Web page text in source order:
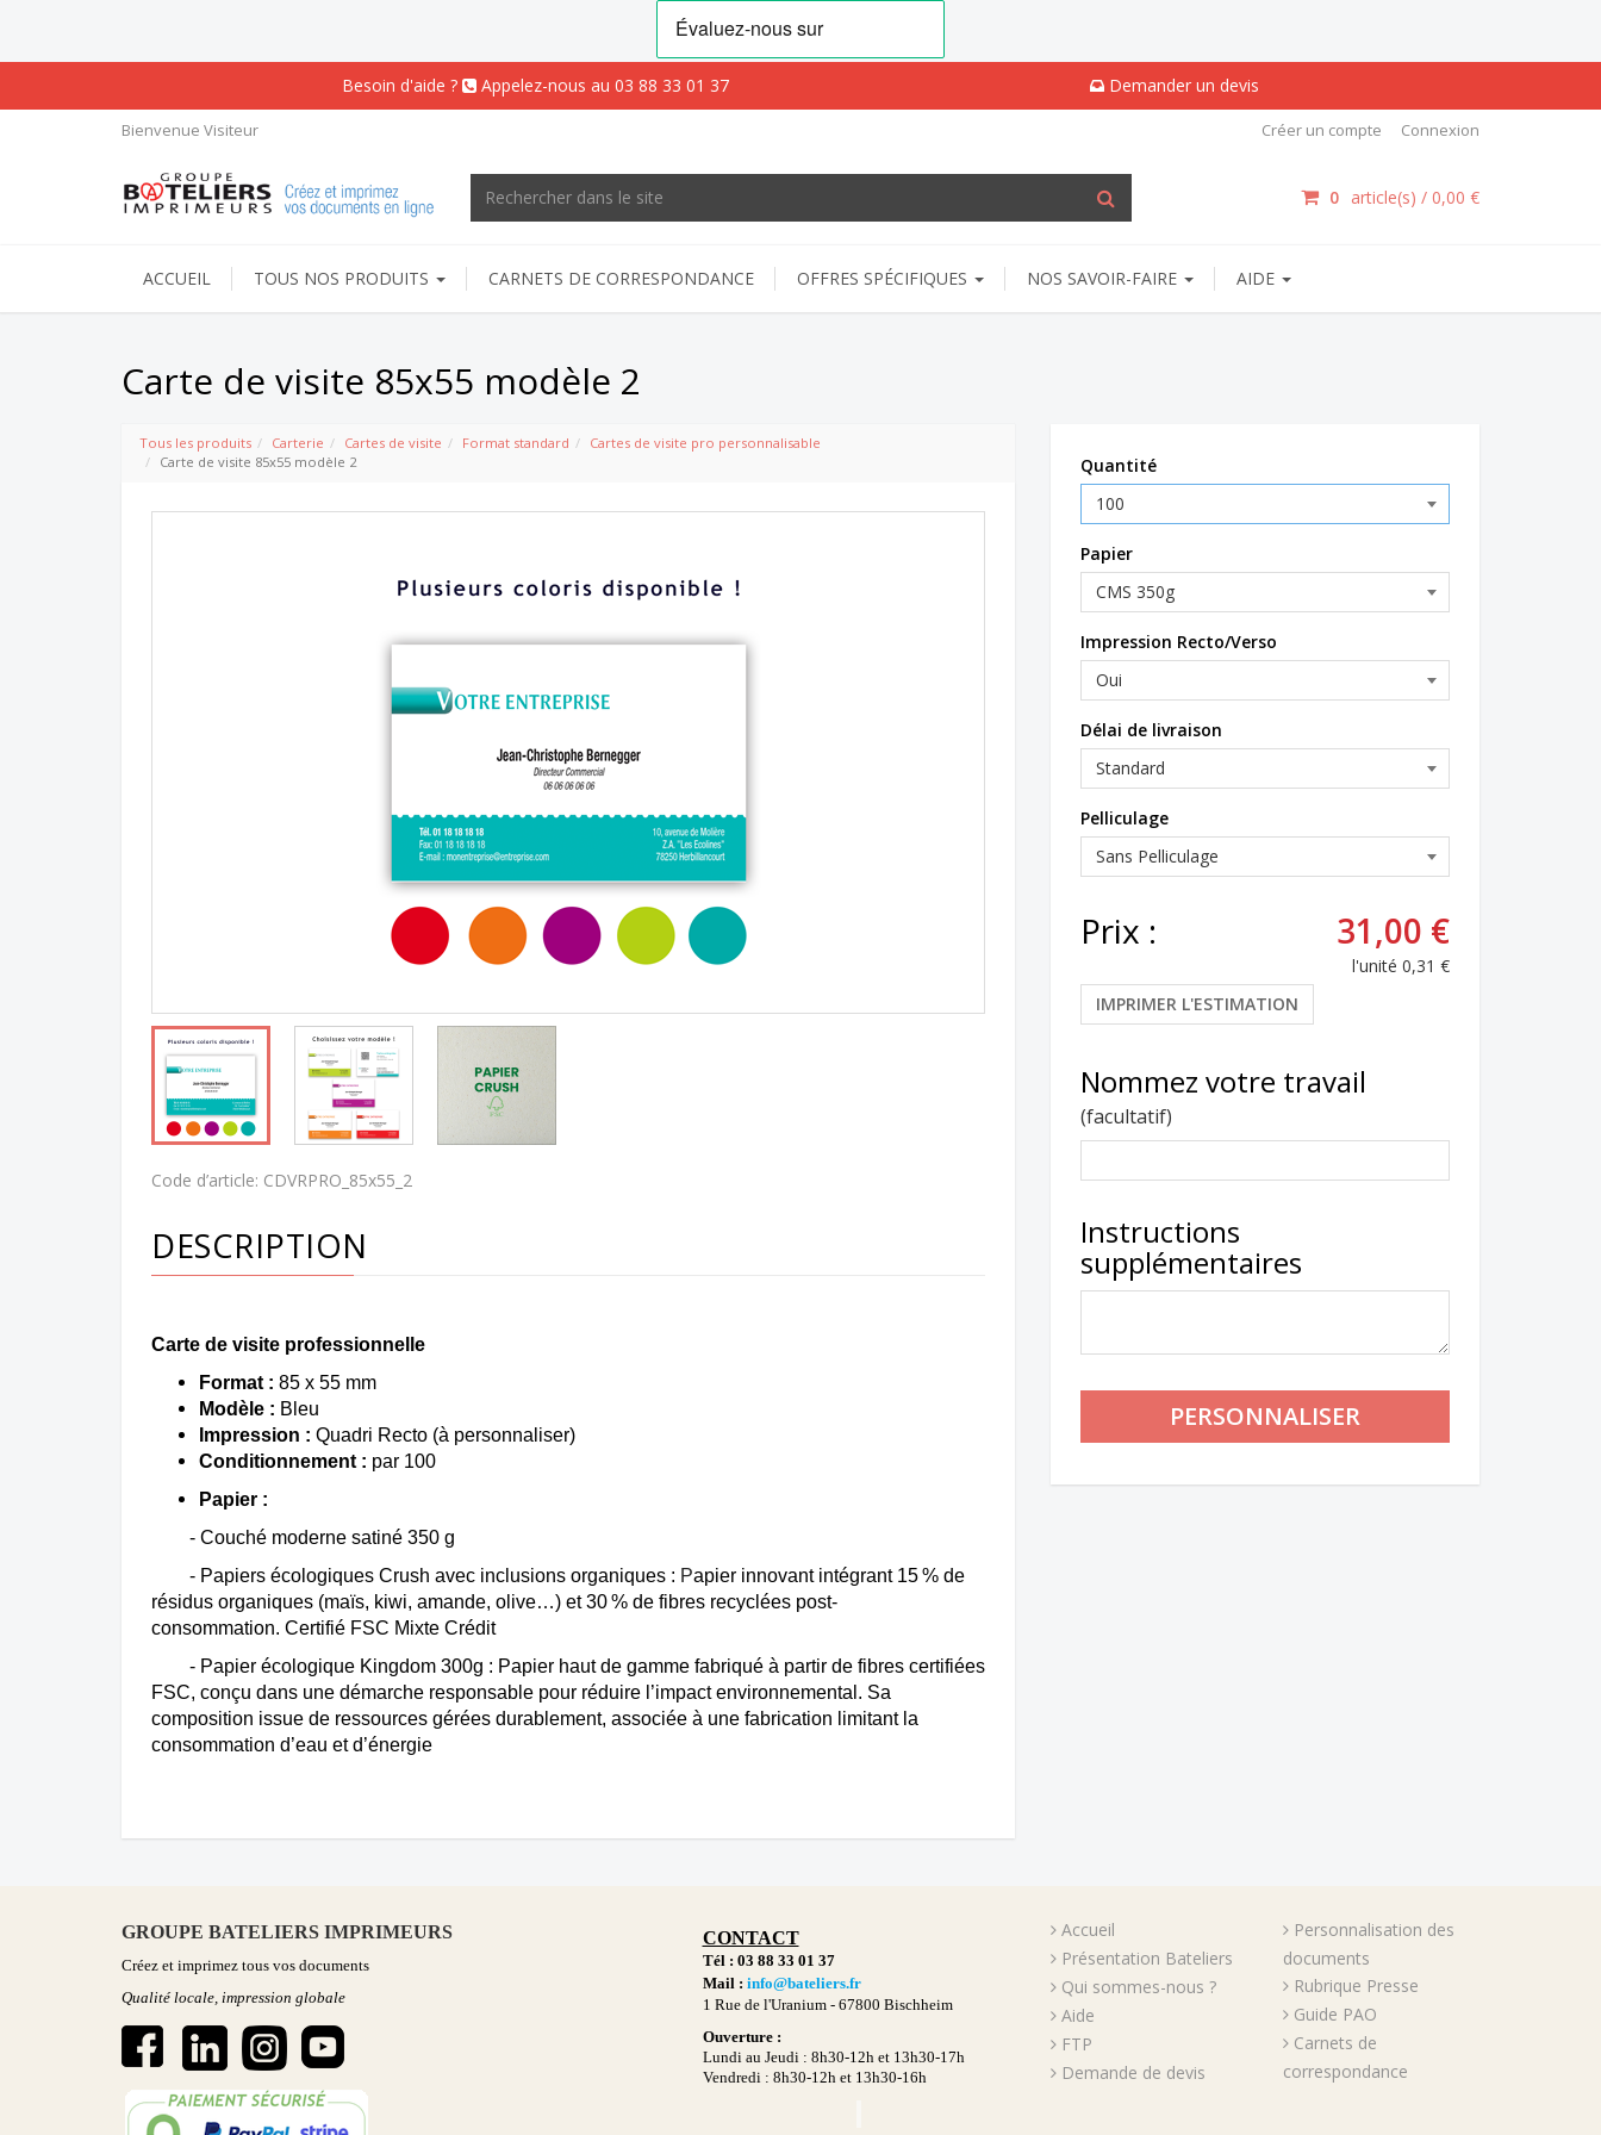
Besoin d'aide ? Appelez-nous au 03 88 33 01 37 Demander un devis
Bienvenue Visiteur Créer un compte Connexion
0 article(s) / 0,00 €
ACCUEIL TOUS NOS PRODUITS CARNETS DE CORRESPONDANCE OFFRES SPÉCIFIQUES NOS SAVOIR-FAIRE AIDE
Carte de visite 85x55 modèle 2
Quantité
Papier
Impression Recto/Verso
Délai de livraison
Pelliculage
Prix : 31,00 €
l'unité 0,31 €
IMPRIMER L'ESTIMATION
Nommez votre travail
(facultatif)
Instructions
supplémentaires
Tous les produits Carterie Cartes de visite Format standard
Cartes de visite pro personnalisable
Carte de visite 85x55 modèle 2
Code d’article: CDVRPRO_85x55_2
DESCRIPTION
Carte de visite professionnelle
Format : 85 x 55 mm
Modèle : Bleu
Impression : Quadri Recto (à personnaliser)
Conditionnement : par 100
Papier :
- Couché moderne satiné 350 g
- Papiers écologiques Crush avec inclusions organiques : Papier innovant intégrant 15 % de
résidus organiques (maïs, kiwi, amande, olive…) et 30 % de fibres recyclées post-
consommation. Certifié FSC Mixte Crédit
- Papier écologique Kingdom 300g : Papier haut de gamme fabriqué à partir de fibres certifiées
FSC, conçu dans une démarche responsable pour réduire l’impact environnemental. Sa
composition issue de ressources gérées durablement, associée à une fabrication limitant la
consommation d’eau et d’énergie
GROUPE BATELIERS IMPRIMEURS
Créez et imprimez tous vos documents
Qualité locale, impression globale
CONTACT
Tél : 03 88 33 01 37
Mail : info@bateliers.fr
1 Rue de l'Uranium - 67800 Bischheim
Ouverture :
Lundi au Jeudi : 8h30-12h et 13h30-17h
Vendredi : 8h30-12h et 13h30-16h
Accueil
Présentation Bateliers
Qui sommes-nous ?
Aide
FTP
Demande de devis
Personnalisation des
documents
Rubrique Presse
Guide PAO
Carnets de
correspondance